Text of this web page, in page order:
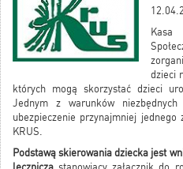
dzieci
których mogą skorzystać dzieci
Jednym z warunków
ubezpieczenie przynajmniej
KRUS.
Podstawą skierowania dziecka jest